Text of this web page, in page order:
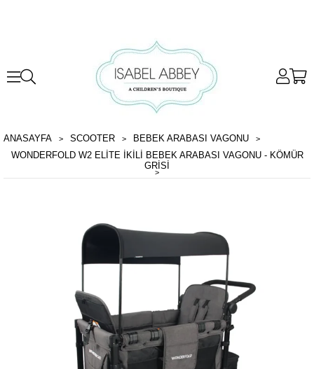
ANASAYFA SCOOTER
BEBEK ARABASI VAGONU
WONDERFOLD W2 ELITE İKILI BEBEK ARABASI VAGONU - KÖMÜR
GRISI